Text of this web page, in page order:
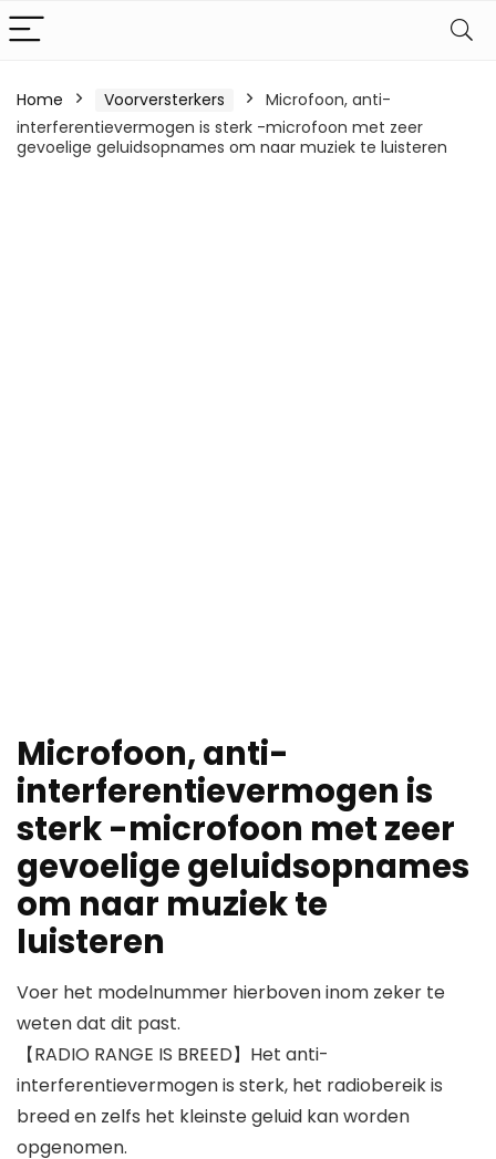
Home Voorversterkers
Microfoon, anti-
interferentievermogen is sterk -microfoon met zeer
gevoelige geluidsopnames om naar muziek te luisteren
Microfoon, anti-
interferentievermogen is
sterk -microfoon met zeer
gevoelige geluidsopnames
om naar muziek te
luisteren
Voer het modelnummer hierboven inom zeker te
weten dat dit past.
【RADIO RANGE IS BREED】Het anti-
interferentievermogen is sterk, het radiobereik is
breed en zelfs het kleinste geluid kan worden
opgenomen.